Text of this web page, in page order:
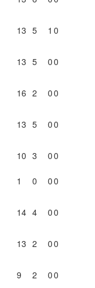
13 5 1 0
13 5 00
16 2 00
13 5 00
10 3 00
1 0 00
14 4 00
13 2 00
9 2 00